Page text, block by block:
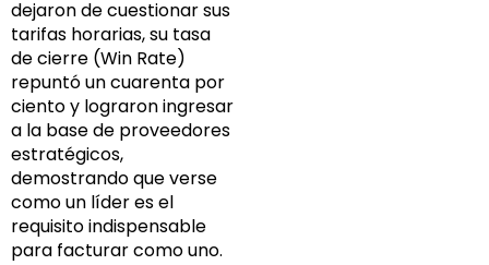
dejaron de cuestionar sus
tarifas horarias, su tasa
de cierre (Win Rate)
repuntó un cuarenta por
ciento y lograron ingresar
a la base de proveedores
estratégicos,
demostrando que verse
como un líder es el
requisito indispensable
para facturar como uno.